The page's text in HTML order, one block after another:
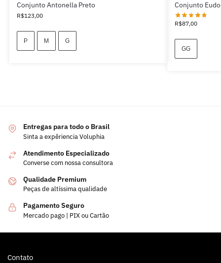
Conjunto Antonella Preto
R$123,00
P M G
Conjunto
R$87,00
GG
Entregas para todo o Brasil
Sinta a expêriencia Voluphia
Atendimento Especializado
Converse com nossa consultora
Qualidade Premium
Peças de altíssima qualidade
Pagamento Seguro
Mercado pago | PIX ou Cartão
Contato